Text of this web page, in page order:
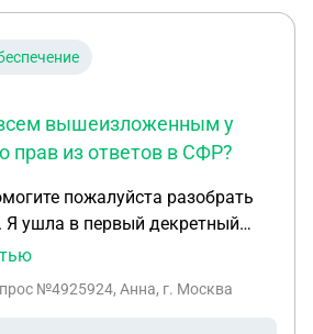
вышеизложенным у
прав из ответов в СФР?
пожалуйста разобрать
года. Находилась в нем до
и ушла в отпуск по БиР
№4925924, Анна, г. Москва